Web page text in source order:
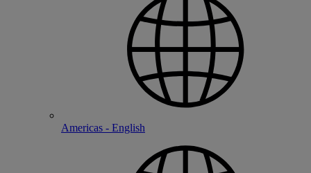
Americas - English